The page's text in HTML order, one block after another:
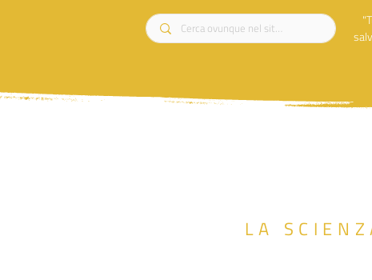
LA